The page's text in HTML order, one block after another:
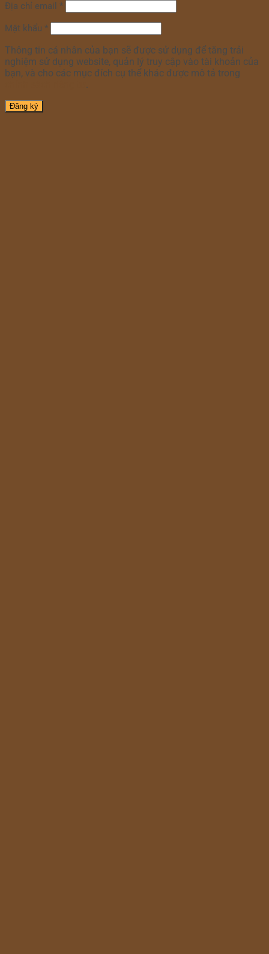
Địa chỉ email *
Mật khẩu *
Thông tin cá nhân của bạn sẽ được sử dụng để tăng trải
nghiệm sử dụng website, quản lý truy cập vào tài khoản của
bạn, và cho các mục đích cụ thể khác được mô tả trong
Đăng ký